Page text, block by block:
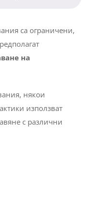
са ограничени,
на
някои
използват
с различни